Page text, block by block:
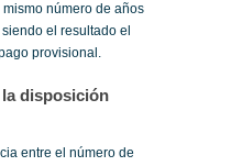
número de años
el resultado el
provisional.
disposición
entre el número de